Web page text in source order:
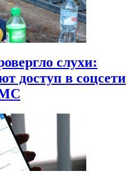
слухи:
доступ в соцсети